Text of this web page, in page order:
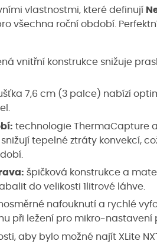
vlastnostmi, které definují
všechna roční období.
vnitřní konstrukce snižuje
7,6 cm (3 palce) nabízí
technologie ThermaCapture
tepelné ztráty konvekcí,
špičková konstrukce a
do velikosti 1litrové láhve.
nafouknutí a rychlé
při ležení pro mikro-nastavení
aby bylo možné najít XLite